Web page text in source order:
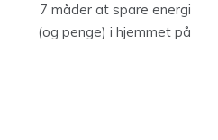
7 måder at spare energi
(og penge) i hjemmet på